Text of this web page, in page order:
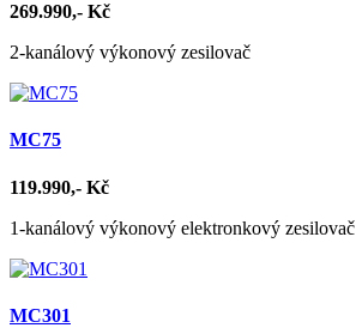
269.990,- Kč
2-kanálový výkonový zesilovač
MC75
119.990,- Kč
1-kanálový výkonový elektronkový zesilovač
MC301